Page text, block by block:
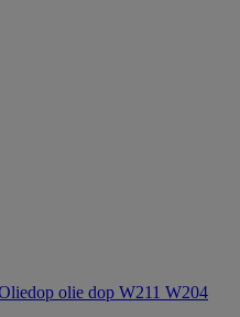
olie dop W211 W204